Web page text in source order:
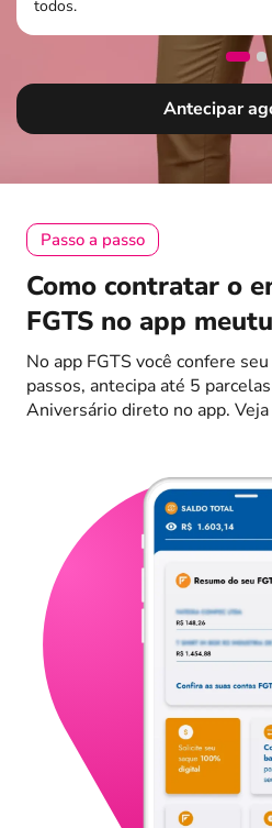
todos.
Antecipar
Passo a passo
Como contratar o
FGTS no app
No app FGTS você confere
passos, antecipa até 5
Aniversário direto no app. Veja